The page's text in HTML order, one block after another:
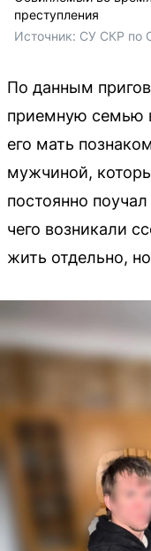
преступления
Источник: СУ СКР по
По данным
приемную семью
его мать
мужчиной,
постоянно
чего возникали
жить отдельно,